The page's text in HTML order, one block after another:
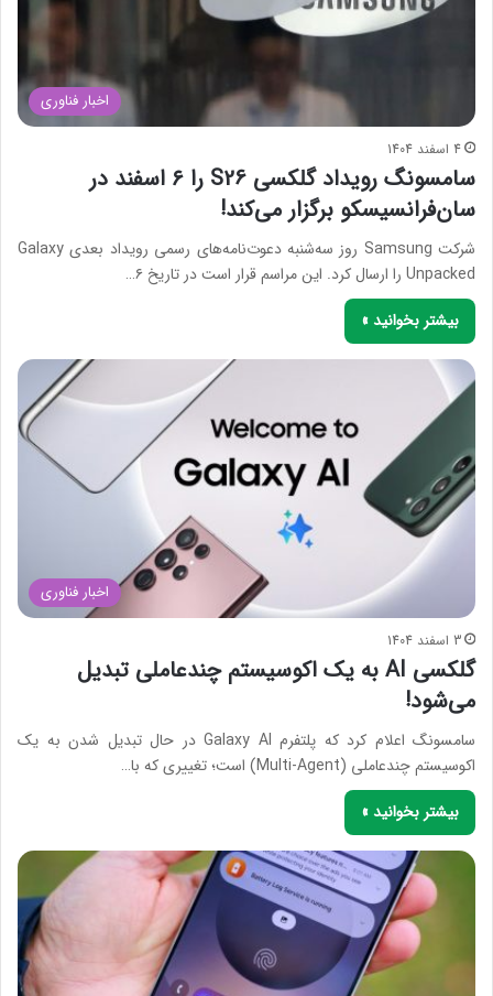
اخبار فناوری
4 اسفند 1404
سامسونگ رویداد گلکسی S26 را ۶ اسفند در
سان‌فرانسیسکو برگزار می‌کند!
شرکت Samsung روز سه‌شنبه دعوت‌نامه‌های رسمی رویداد بعدی Galaxy
Unpacked را ارسال کرد. این مراسم قرار است در تاریخ ۶…
بیشتر بخوانید »
اخبار فناوری
3 اسفند 1404
گلکسی AI به یک اکوسیستم چندعاملی تبدیل
می‌شود!
سامسونگ اعلام کرد که پلتفرم Galaxy AI در حال تبدیل شدن به یک
اکوسیستم چندعاملی (Multi-Agent) است؛ تغییری که با…
بیشتر بخوانید »